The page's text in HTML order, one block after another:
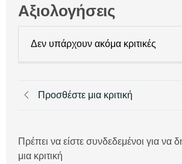
Αξιολογήσεις
Δεν υπάρχουν ακόμα κριτικές
Προσθέστε μια κριτική
Πρέπει να είστε συνδεδεμένοι για να
μια κριτική